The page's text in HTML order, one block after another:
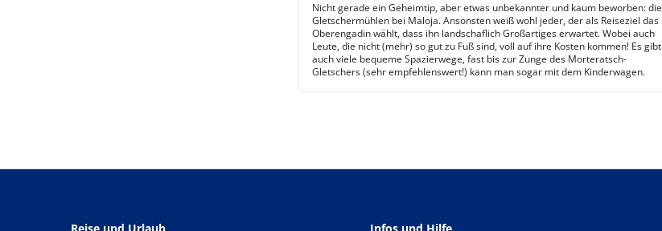
Nicht gerade ein Geheimtip, aber etwas unbekannter und kaum beworben: die
Gletschermühlen bei Maloja. Ansonsten weiß wohl jeder, der als Reiseziel das
Oberengadin wählt, dass ihn landschaflich Großartiges erwartet. Wobei auch
Leute, die nicht (mehr) so gut zu Fuß sind, voll auf ihre Kosten kommen! Es gibt
auch viele bequeme Spazierwege, fast bis zur Zunge des Morteratsch-
Gletschers (sehr empfehlenswert!) kann man sogar mit dem Kinderwagen.